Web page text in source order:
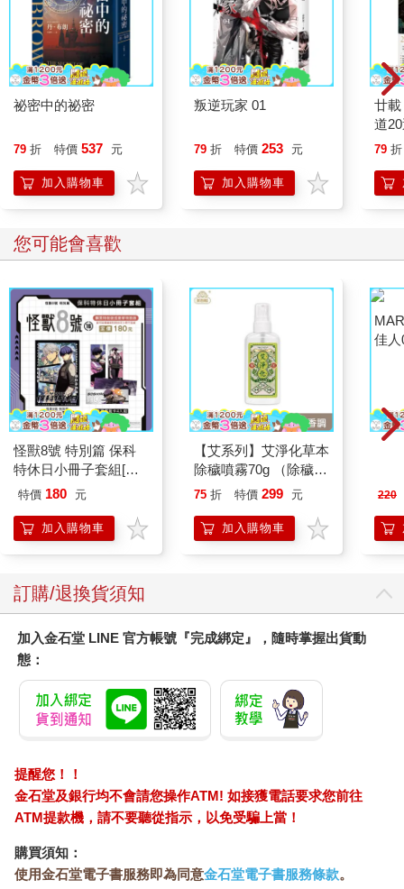
businesses must address as they implement AR solutions.
縱使前景看好，零售業欲整合擴增實境並非沒有挑戰。高開發成
本、技術限制以及需要消費者普遍接納，都是很大的障礙。除此
之外，隱私的疑慮以及令消費者敏感的個人資料管理，都是企業
欲採納擴增實境解決方案時必須考慮的重要因素。
And yet the benefits of AR in retail are too significant to overlook.
As the technology continues to advance by leaps and bounds, AR
will provide ever richer and more interactive shopping
experiences. For instance, smart mirrors could scan a
customer’s body measurements and suggest perfectly fitting
garments. Retailers who embrace this technology stand to gain a
engaging and convenient ways to shop.
儘管如此，將擴增實境應用於零售業的好處多到不容忽視。隨著
擴增實境技術不斷突飛猛進，提供的購物體驗會更豐富、互動性
更強。舉例來說，智慧鏡可以掃描消費者的身體尺寸，提出最合
身的服飾建議。採用這項技術的零售商會取得競爭優勢，而消費
者可以享受到愈有吸引力、愈加便利的購物方式。
祕密中的祕密
79 折 特價 537 元
加入購物車
叛逆玩家 01
79 折 特價 253 元
加入購物車
廿
道
79 折
您可能會喜歡
怪獸8號 特別篇 保科
特休日小冊子套組[限
加購]
特價 180 元
加入購物車
【艾系列】艾淨化草本
除穢噴霧70g （除穢/
平安/淨化/艾草/芙蓉/
另有多瓶組優惠賣場
75 折 特價 299 元
加入購物車
220
訂購/退換貨須知
加入金石堂 LINE 官方帳號『完成綁定』，隨時掌握出貨動
態：
提醒您！！
金石堂及銀行均不會請您操作ATM! 如接獲電話要求您前往
ATM提款機，請不要聽從指示，以免受騙上當！
購買須知：
使用金石堂電子書服務即為同意金石堂電子書服務條款。